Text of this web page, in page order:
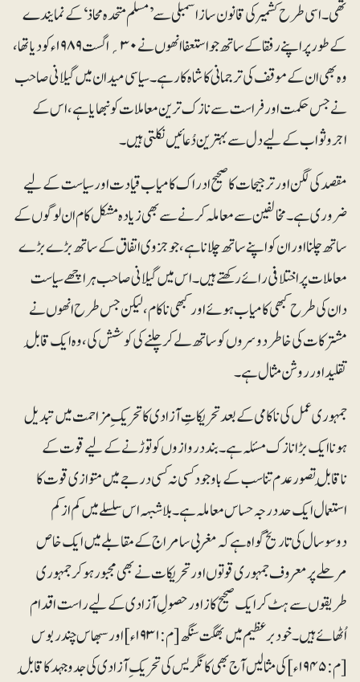
تھی۔ اسی طرح کشمیر کی قانون ساز اسمبلی سے ’مسلم متحدہ محاذ‘ کے نمایندے
کے طور پر اپنے رفقا کے ساتھ جو استعفا انھوں نے ۳۰؍اگست ۱۹۸۹ء کو دیا تھا،
وہ بھی ان کے موقف کی ترجمانی کا شاہ کار ہے۔ سیاسی میدان میں گیلانی صاحب
نے جس حکمت اور فراست سے نازک ترین معاملات کو نبھایا ہے، اس کے
اجروثواب کے لیے دل سے بہترین دُعائیں نکلتی ہیں۔
مقصد کی لگن اور ترجیحات کا صحیح ادراک کامیاب قیادت اور سیاست کے لیے
ضروری ہے۔ مخالفین سے معاملہ کرنے سے بھی زیادہ مشکل کام ان لوگوں کے
ساتھ چلنا اور ان کو اپنے ساتھ چلانا ہے، جو جزوی اتفاق کے ساتھ بڑے بڑے
معاملات پر اختلافی رائے رکھتے ہیں۔ اس میں گیلانی صاحب ہراچھے سیاست
دان کی طرح کبھی کامیاب ہوئے اور کبھی ناکام، لیکن جس طرح انھوں نے
مشترکات کی خاطر دوسروں کو ساتھ لے کر چلنے کی کوشش کی ، وہ ایک قابلِ
تقلید اور روشن مثال ہے۔
جمہوری عمل کی ناکامی کے بعد تحریکاتِ آزادی کا تحریک ِ مزاحمت میں تبدیل
ہونا ایک بڑا نازک مسئلہ ہے۔ بنددروازوں کو توڑنے کے لیے قوت کے
ناقابلِ تصور عدم تناسب کے باوجود کسی نہ کسی درجے میں متوازی قوت کا
استعمال ایک حددرجہ حساس معاملہ ہے۔ بلاشبہہ اس سلسلے میں کم از کم
دوسوسال کی تاریخ گواہ ہے کہ مغربی سامراج کے مقابلے میں ایک خاص
مرحلے پر معروف جمہوری قوتوں اور تحریکات نے بھی مجبور ہوکر جمہوری
طریقوں سے ہٹ کر ایک صحیح کاز اور حصولِ آزادی کے لیے راست اقدام
اُٹھائے ہیں۔ خود برعظیم میں بھگت سنگھ [م: ۱۹۳۱ء]اور سبھاس چندر بوس
[م: ۱۹۴۵ء]کی مثالیں آج بھی کانگریس کی تحریک ِ آزادی کی جدوجہد کا قابلِ